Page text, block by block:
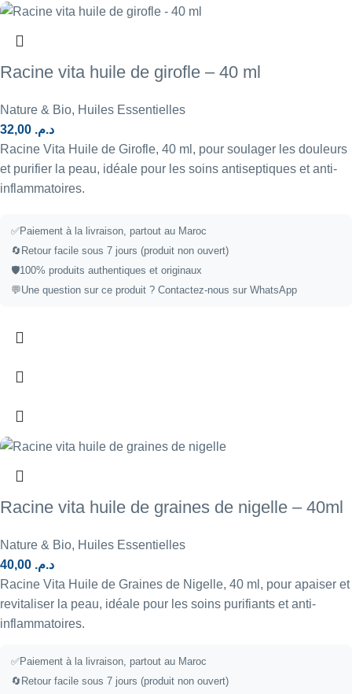
Racine vita huile de girofle – 40 ml
Nature & Bio, Huiles Essentielles
د.م.
Racine Vita Huile de Girofle, 40 ml, pour soulager les douleurs
et purifier la peau, idéale pour les soins antiseptiques et anti-
inflammatoires.
✅Paiement à la livraison, partout au Maroc
🔄 Retour facile sous 7 jours (produit non ouvert)
🛡️100% produits authentiques et originaux
💬Une question sur ce produit ? Contactez-nous sur WhatsApp
Racine vita huile de graines de nigelle – 40ml
Nature & Bio, Huiles Essentielles
د.م.
Racine Vita Huile de Graines de Nigelle, 40 ml, pour apaiser et
revitaliser la peau, idéale pour les soins purifiants et anti-
inflammatoires.
✅Paiement à la livraison, partout au Maroc
🔄Retour facile sous 7 jours (produit non ouvert)